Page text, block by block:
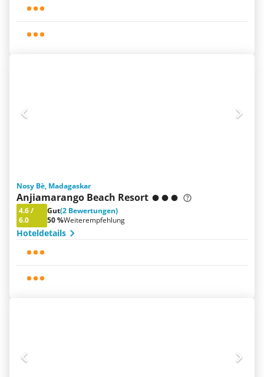
Nosy Bè, Madagaskar
Anjiamarango Beach Resort
4.6/
6.0
Gut(2 Bewertungen)
50 %Weiterempfehlung
Hoteldetails